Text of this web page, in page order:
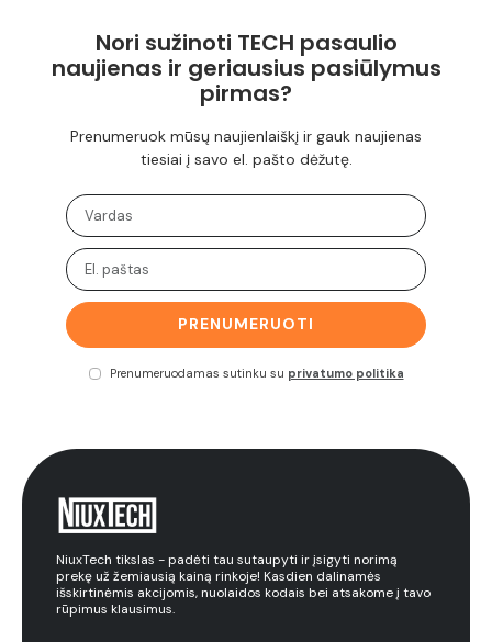
Nori sužinoti TECH pasaulio
naujienas ir geriausius pasiūlymus
pirmas?
Prenumeruok mūsų naujienlaiškį ir gauk naujienas
tiesiai į savo el. pašto dėžutę.
PRENUMERUOTI
Prenumeruodamas sutinku su privatumo politika
NiuxTech tikslas - padėti tau sutaupyti ir įsigyti norimą
prekę už žemiausią kainą rinkoje! Kasdien dalinamės
išskirtinėmis akcijomis, nuolaidos kodais bei atsakome į tavo
rūpimus klausimus.